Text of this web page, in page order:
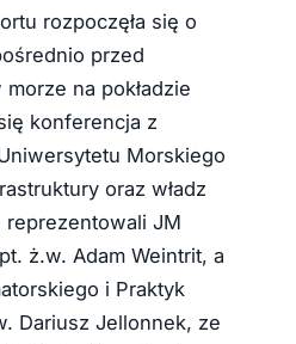
rozpoczęła się o
przed
na pokładzie
konferencja z
Morskiego
oraz władz
reprezentowali JM
ż.w. Adam Weintrit, a
i Praktyk
Dariusz Jellonnek, ze